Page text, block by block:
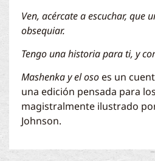
Ven, acércate a escuchar, que
obsequiar.
Tengo una historia para ti, y
Mashenka y el oso es un
una edición pensada para
magistralmente ilustrado
Johnson.